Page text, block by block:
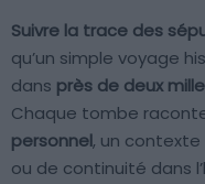
Suivre la trace des
qu’un simple voyage
dans près de deux
Chaque tombe
personnel, un
ou de continuité dans